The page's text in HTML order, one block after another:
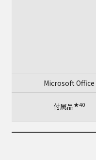
Microsoft Office
付属品★40